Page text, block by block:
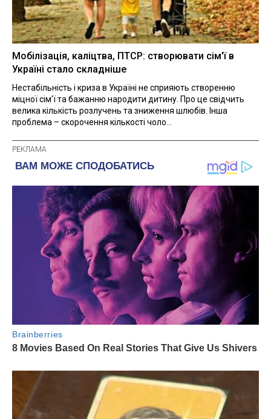
Мобілізація, каліцтва, ПТСР: створювати сім'ї в
Україні стало складніше
Нестабільність і криза в Україні не сприяють створенню
міцної сім'ї та бажанню народити дитину. Про це свідчить
велика кількість розлучень та зниження шлюбів. Інша
проблема – скорочення кількості чоло...